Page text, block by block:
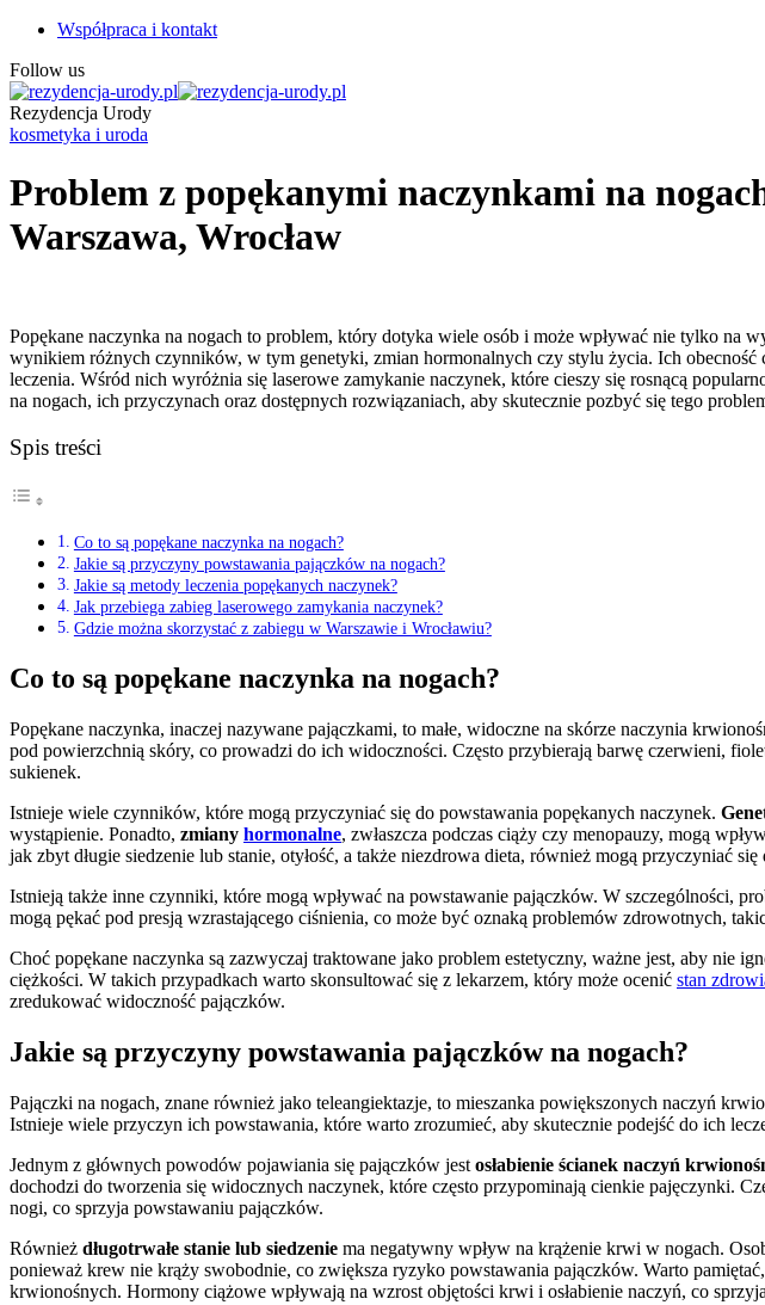
Współpraca i kontakt
Follow us
Rezydencja Urody
kosmetyka i uroda
Problem z popękanymi naczynkami na
Warszawa, Wrocław
Popękane naczynka na nogach to problem, który dotyka wiele osób i może wpływać nie tylko na
wynikiem różnych czynników, w tym genetyki, zmian hormonalnych czy stylu życia. Ich
leczenia. Wśród nich wyróżnia się laserowe zamykanie naczynek, które cieszy się rosnącą
na nogach, ich przyczynach oraz dostępnych rozwiązaniach, aby skutecznie pozbyć się tego
Spis treści
Co to są popękane naczynka na nogach?
Jakie są przyczyny powstawania pajączków na nogach?
Jakie są metody leczenia popękanych naczynek?
Jak przebiega zabieg laserowego zamykania naczynek?
Gdzie można skorzystać z zabiegu w Warszawie i Wrocławiu?
Co to są popękane naczynka na nogach?
Popękane naczynka, inaczej nazywane pajączkami, to małe, widoczne na skórze naczynia
pod powierzchnią skóry, co prowadzi do ich widoczności. Często przybierają barwę czerwieni,
sukienek.
Istnieje wiele czynników, które mogą przyczyniać się do powstawania popękanych naczynek.
wystąpienie. Ponadto, zmiany hormonalne, zwłaszcza podczas ciąży czy menopauzy, mogą
jak zbyt długie siedzenie lub stanie, otyłość, a także niezdrowa dieta, również mogą przyczyniać
Istnieją także inne czynniki, które mogą wpływać na powstawanie pajączków. W szczególności,
mogą pękać pod presją wzrastającego ciśnienia, co może być oznaką problemów zdrowotnych,
Choć popękane naczynka są zazwyczaj traktowane jako problem estetyczny, ważne jest, aby nie
ciężkości. W takich przypadkach warto skonsultować się z lekarzem, który może ocenić stan
zredukować widoczność pajączków.
Jakie są przyczyny powstawania pajączków na nogach?
Pajączki na nogach, znane również jako teleangiektazje, to mieszanka powiększonych naczyń
Istnieje wiele przyczyn ich powstawania, które warto zrozumieć, aby skutecznie podejść do ich
Jednym z głównych powodów pojawiania się pajączków jest osłabienie ścianek naczyń
dochodzi do tworzenia się widocznych naczynek, które często przypominają cienkie pajęczynki.
nogi, co sprzyja powstawaniu pajączków.
Również długotrwałe stanie lub siedzenie ma negatywny wpływ na krążenie krwi w nogach.
ponieważ krew nie krąży swobodnie, co zwiększa ryzyko powstawania pajączków. Warto
krwionośnych. Hormony ciążowe wpływają na wzrost objętości krwi i osłabienie naczyń, co